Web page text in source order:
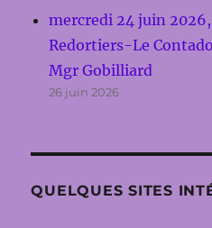
mercredi 24 juin
Redortiers-Le
Mgr Gobilliard
26 juin 2026
QUELQUES SITES